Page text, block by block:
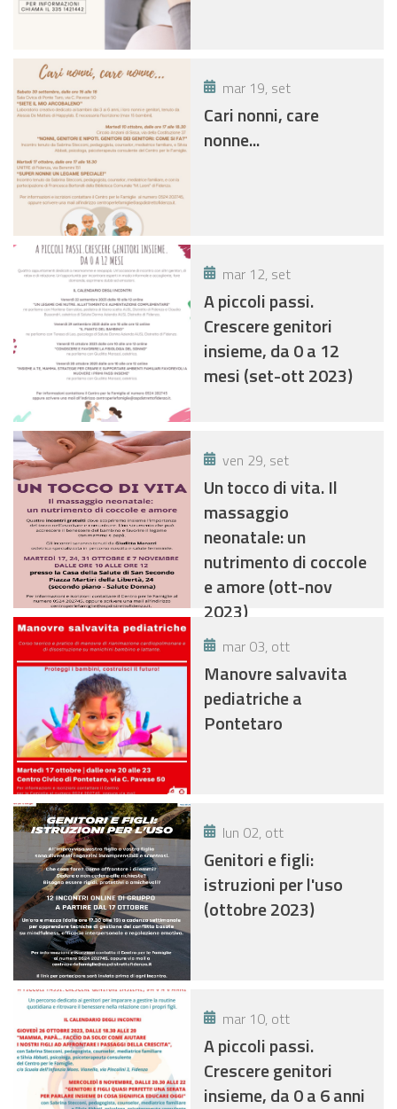
mar 19, set
Cari nonni, care
nonne...
mar 12, set
A piccoli passi.
Crescere genitori
insieme, da 0 a 12
mesi (set-ott 2023)
ven 29, set
Un tocco di vita. Il
massaggio
neonatale: un
nutrimento di coccole
e amore (ott-nov
2023)
mar 03, ott
Manovre salvavita
pediatriche a
Pontetaro
lun 02, ott
Genitori e figli:
istruzioni per l'uso
(ottobre 2023)
mar 10, ott
A piccoli passi.
Crescere genitori
insieme, da 0 a 6 anni